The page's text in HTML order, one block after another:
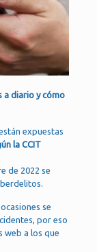
a diario y cómo
expuestas
la CCIT
de 2022 se
se
por eso
web a los que